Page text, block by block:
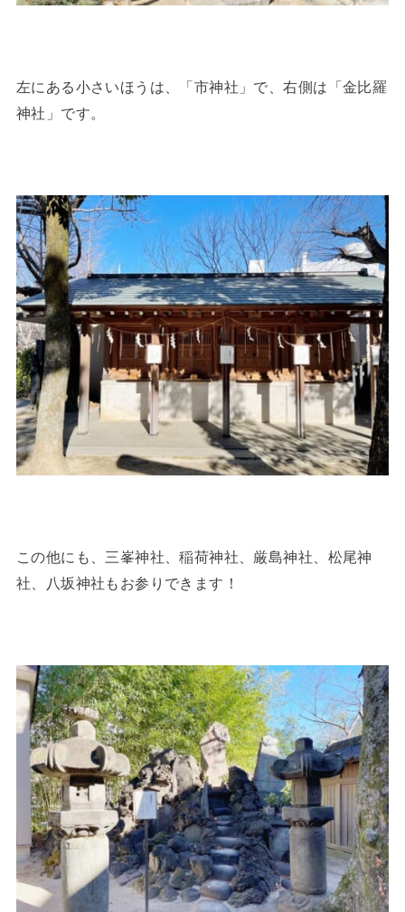
左にある小さいほうは、「市神社」で、右側は「金比羅
神社」です。
この他にも、三峯神社、稲荷神社、厳島神社、松尾神
社、八坂神社もお参りできます！